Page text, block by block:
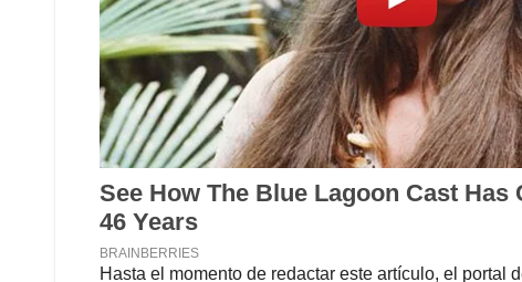
Hasta el momento de redactar este artículo, el portal